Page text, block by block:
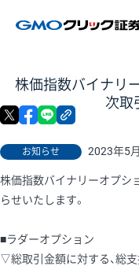
株価指数バイナリ
次取
お知らせ 2023年5
X facebook
株価指数バイナリーオプシ
らせいたします。
■ラダーオプション
▽総取引金額に対する、総